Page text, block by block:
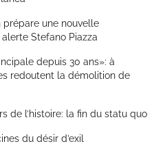
prépare une nouvelle
Stefano Piazza
depuis 30 ans»: à
redoutent la démolition de
de l’histoire: la fin du statu quo
du désir d’exil